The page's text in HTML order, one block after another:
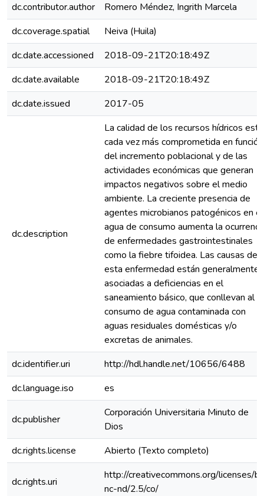
dc.contributor.author
Romero Méndez, Ingrith Marcela
dc.coverage.spatial
Neiva (Huila)
dc.date.accessioned
2018-09-21T20:18:49Z
dc.date.available
2018-09-21T20:18:49Z
dc.date.issued
2017-05
dc.description
La calidad de los recursos hídricos está
cada vez más comprometida en función
del incremento poblacional y de las
actividades económicas que generan
impactos negativos sobre el medio
ambiente. La creciente presencia de
agentes microbianos patogénicos en el
agua de consumo aumenta la
de enfermedades gastrointestinales
como la fiebre tifoidea. Las causas de
esta enfermedad están generalmente
asociadas a deficiencias en el
saneamiento básico, que conllevan al
consumo de agua contaminada con
aguas residuales domésticas y/o
excretas de animales.
dc.identifier.uri
http://hdl.handle.net/10656/6488
dc.language.iso
es
dc.publisher
Corporación Universitaria Minuto de
Dios
dc.rights.license
Abierto (Texto completo)
dc.rights.uri
http://creativecommons.org/licenses/
nc-nd/2.5/co/